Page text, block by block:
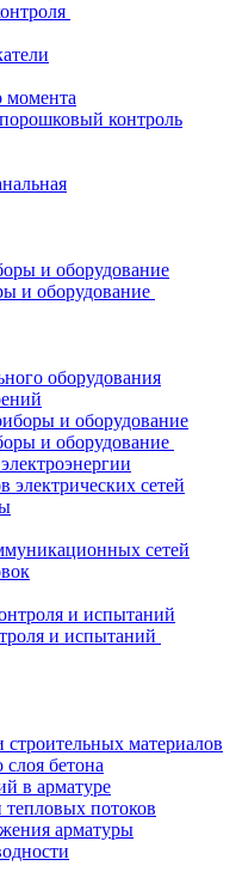
момента
контроль
и оборудование
оборудования
и оборудование
электрических сетей
сетей
и испытаний
материалов
бетона
в арматуре
потоков
арматуры